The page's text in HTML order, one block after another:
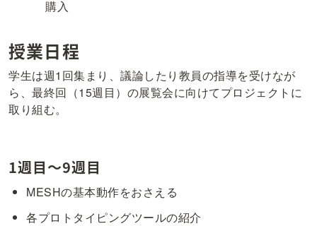
購入
授業日程
学生は週1回集まり、議論したり教員の指導を受けなが
ら、最終回（15週目）の展覧会に向けてプロジェクトに
取り組む。
1週目〜9週目
MESHの基本動作をおさえる
各プロトタイピングツールの紹介